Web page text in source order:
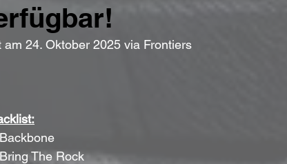
24. Oktober 2025 via Frontiers
The Rock